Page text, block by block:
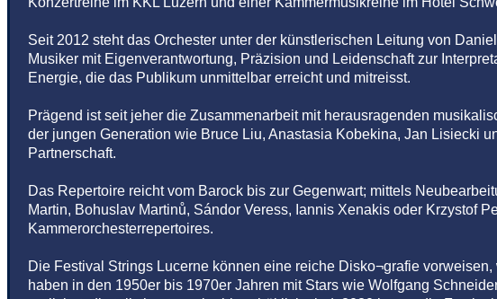
Seit 2012 steht das Orchester unter der künstlerischen Leitung von
Musiker mit Eigenverantwortung, Präzision und Leidenschaft zur
Energie, die das Publikum unmittelbar erreicht und mitreisst.
Prägend ist seit jeher die Zusammenarbeit mit herausragenden
der jungen Generation wie Bruce Liu, Anastasia Kobekina, Jan Lisiecki
Partnerschaft.
Das Repertoire reicht vom Barock bis zur Gegenwart; mittels
Martin, Bohuslav Martinů, Sándor Veress, Iannis Xenakis oder Krzystof
Kammerorchesterrepertoires.
Die Festival Strings Lucerne können eine reiche Disko¬grafie
haben in den 1950er bis 1970er Jahren mit Stars wie Wolfgang